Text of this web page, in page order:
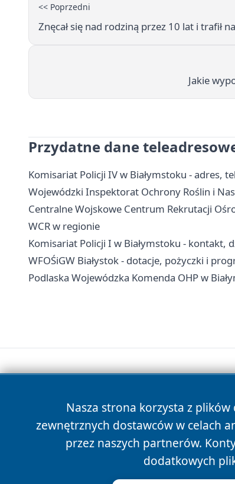
<< Poprzedni
Znęcał się nad rodziną przez 10 lat i trafił
Jakie
Przydatne dane
Komisariat Policji IV w Białymstoku - adres,
Wojewódzki Inspektorat Ochrony Roślin i
Centralne Wojskowe Centrum Rekrutacji
WCR w regionie
Komisariat Policji I w Białymstoku - kontakt,
WFOŚiGW Białystok - dotacje, pożyczki i
Podlaska Wojewódzka Komenda OHP w
Nasza strona korzysta z
zewnętrznych dostawców w celach
przez naszych partnerów.
dodatkowych